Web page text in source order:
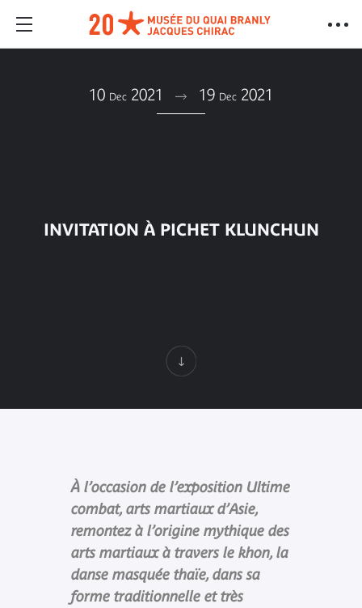
10 Dec 2021 19 Dec 2021
INVITATION À PICHET KLUNCHUN
À l’occasion de l’exposition Ultime
combat, arts martiaux d’Asie,
remontez à l’origine mythique des
arts martiaux à travers le khon, la
danse masquée thaïe, dans sa
forme traditionnelle et très